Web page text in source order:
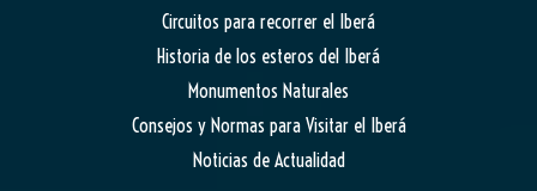
Circuitos para recorrer el Iberá
Historia de los esteros del Iberá
Monumentos Naturales
Consejos y Normas para Visitar el Iberá
Noticias de Actualidad